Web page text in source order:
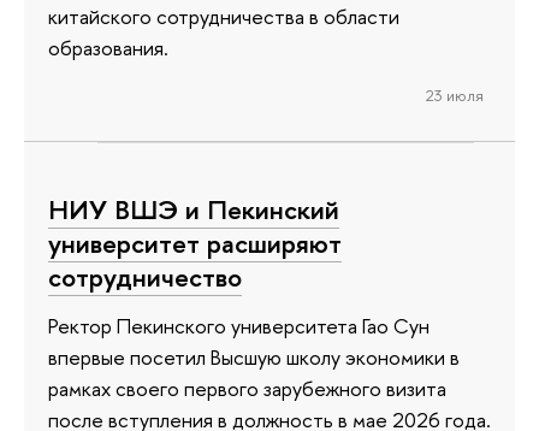
китайского сотрудничества в области
образования.
23 июля
НИУ ВШЭ и Пекинский
университет расширяют
сотрудничество
Ректор Пекинского университета Гао Сун
впервые посетил Высшую школу экономики в
рамках своего первого зарубежного визита
после вступления в должность в мае 2026 года.